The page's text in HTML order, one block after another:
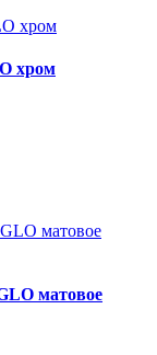
хром
матовое